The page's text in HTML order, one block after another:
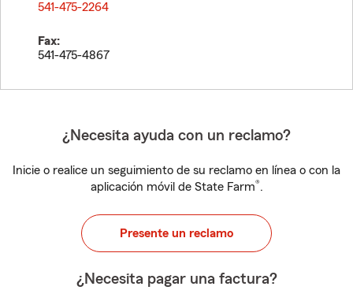
541-475-2264
Fax:
541-475-4867
¿Necesita ayuda con un reclamo?
Inicie o realice un seguimiento de su reclamo en línea o con la
aplicación móvil de State Farm®.
Presente un reclamo
¿Necesita pagar una factura?